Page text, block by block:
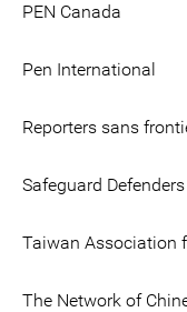
PEN Canada
Pen International
Reporters sans
Safeguard Defenders
Taiwan Association
The Network of